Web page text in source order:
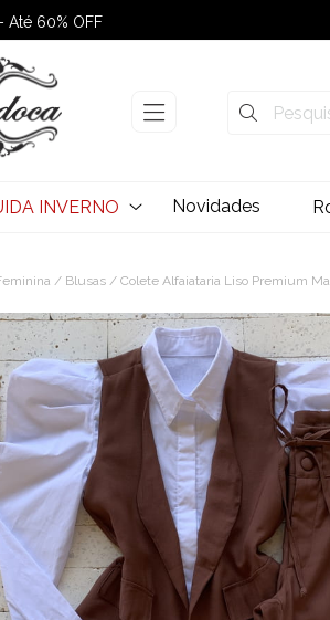
Até 60% OFF
INVERNO Novidades
/ Blusas / Colete Alfaiataria Liso Premium